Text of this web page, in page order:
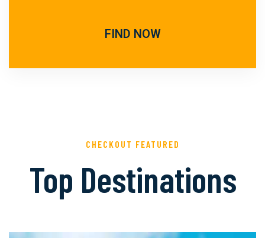
FIND NOW
CHECKOUT FEATURED
Top Destinations